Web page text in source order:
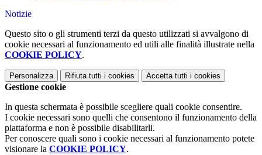
Notizie
Questo sito o gli strumenti terzi da questo utilizzati si avvalgono di
cookie necessari al funzionamento ed utili alle finalità illustrate nella
COOKIE POLICY.
Personalizza Rifiuta tutti i cookies Accetta tutti i cookies
Gestione cookie
In questa schermata è possibile scegliere quali cookie consentire.
I cookie necessari sono quelli che consentono il funzionamento della
piattaforma e non è possibile disabilitarli.
Per conoscere quali sono i cookie necessari al funzionamento potete
visionare la COOKIE POLICY.